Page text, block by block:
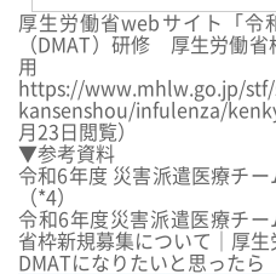
厚生労働省webサイト「令
（DMAT）研修 厚生労働省
用
https://www.mhlw.go.jp/
kansenshou/infulenza/
月23日閲覧）
▼参考資料
令和6年度 災害派遣医療チ
（*4）
令和6年度災害派遣医療チ
省枠新規募集について｜厚生
DMATになりたいと思ったら